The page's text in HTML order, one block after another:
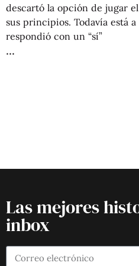
descartó la opción de jugar
sus principios. Todavía está
respondió con un “sí”
Las mejores
inbox